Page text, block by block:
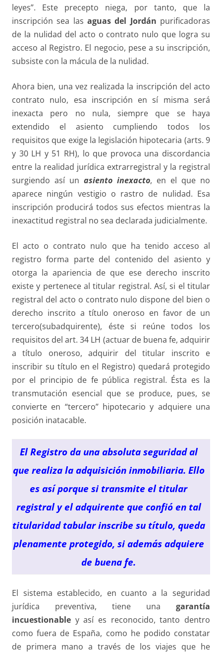
leyes”. Este precepto niega, por tanto, que la
inscripción sea las aguas del Jordán purificadoras
de la nulidad del acto o contrato nulo que logra su
acceso al Registro. El negocio, pese a su inscripción,
subsiste con la mácula de la nulidad.
Ahora bien, una vez realizada la inscripción del acto
contrato nulo, esa inscripción en sí misma será
inexacta pero no nula, siempre que se haya
extendido el asiento cumpliendo todos los
requisitos que exige la legislación hipotecaria (arts. 9
y 30 LH y 51 RH), lo que provoca una discordancia
entre la realidad jurídica extrarregistral y la registral
surgiendo así un asiento inexacto, en el que no
aparece ningún vestigio o rastro de nulidad. Esa
inscripción producirá todos sus efectos mientras la
inexactitud registral no sea declarada judicialmente.
El acto o contrato nulo que ha tenido acceso al
registro forma parte del contenido del asiento y
otorga la apariencia de que ese derecho inscrito
existe y pertenece al titular registral. Así, si el titular
registral del acto o contrato nulo dispone del bien o
derecho inscrito a título oneroso en favor de un
tercero(subadquirente), éste si reúne todos los
requisitos del art. 34 LH (actuar de buena fe, adquirir
a título oneroso, adquirir del titular inscrito e
inscribir su título en el Registro) quedará protegido
por el principio de fe pública registral. Ésta es la
transmutación esencial que se produce, pues, se
convierte en “tercero” hipotecario y adquiere una
posición inatacable.
El Registro da una absoluta seguridad al
que realiza la adquisición inmobiliaria. Ello
es así porque si transmite el titular
registral y el adquirente que confió en tal
titularidad tabular inscribe su título, queda
plenamente protegido, si además adquiere
de buena fe.
El sistema establecido, en cuanto a la seguridad
jurídica preventiva, tiene una garantía
incuestionable y así es reconocido, tanto dentro
como fuera de España, como he podido constatar
de primera mano a través de los viajes que he